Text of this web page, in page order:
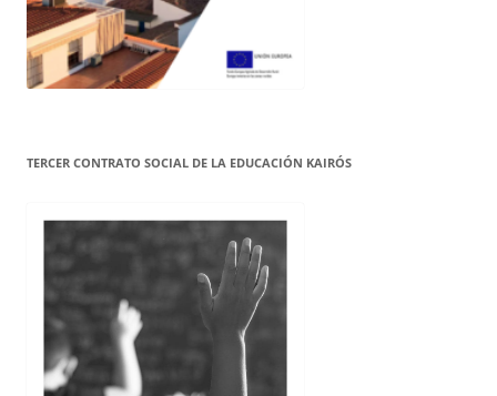
TERCER CONTRATO SOCIAL DE LA EDUCACIÓN KAIRÓS